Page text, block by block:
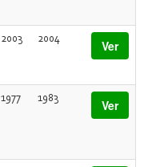
2003 2004 Ver
1977 1983 Ver